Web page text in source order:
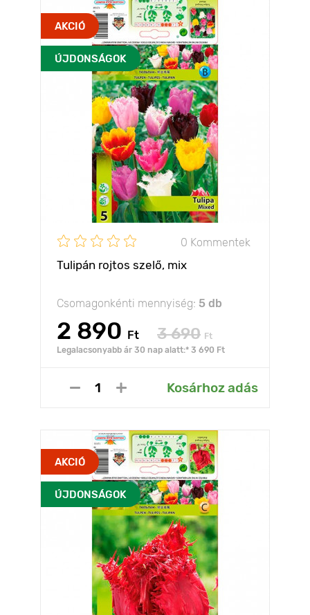
AKCIÓ
ÚJDONSÁGOK
0 Kommentek
Tulipán rojtos szelő, mix
Csomagonkénti mennyiség: 5 db
2 890 Ft 3 690 Ft
Legalacsonyabb ár 30 nap alatt:* 3 690 Ft
Kosárhoz adás
AKCIÓ
ÚJDONSÁGOK